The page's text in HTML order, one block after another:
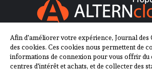
SUIVEZ-NOUS SUR
Afin d'améliorer votre expérience, Journal des
des cookies. Ces cookies nous permettent de
informations de connexion pour vous offrir du
centres d'intérêt et achats, et de collecter des